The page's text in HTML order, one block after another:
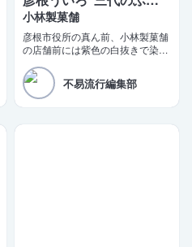
小林製菓舗
彦根市役所の真ん前、小林製菓舗
の店舗前には紫色の白抜きで染め
新しい陣旗が立っている。少し前
までは「彦根ういろ ふるさとの
味」だった。
不易流行編集部